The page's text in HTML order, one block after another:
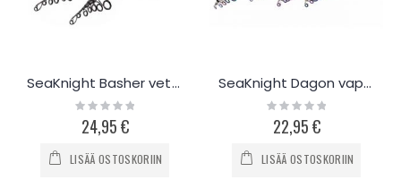
SeaKnight Basher vetouisteluvapa 2.1m / 2.4m
Rating:
0%
24,95 €
LISÄÄ OSTOSKORIIN
SeaKnight Dagon vapa 1.8m - 3.0m
Rating:
0%
22,95 €
LISÄÄ OSTOSKORIIN